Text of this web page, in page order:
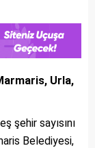
Urla,
şehir sayısını
Belediyesi,